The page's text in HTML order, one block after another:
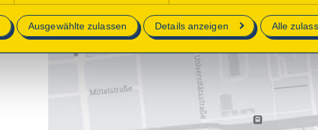
Ausgewählte zulassen Details anzeigen Alle